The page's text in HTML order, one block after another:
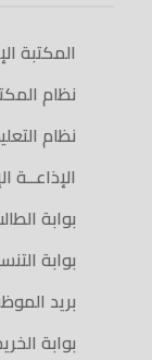
المكتبة
نظام
نظام
الإذاعــة
بوابة
بوابة
بريد
بوابة